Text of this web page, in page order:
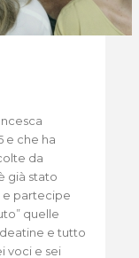
e che ha
da
già stato
e partecipe
quelle
e tutto
voci e sei